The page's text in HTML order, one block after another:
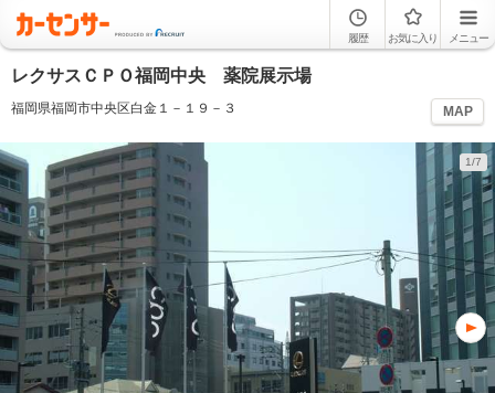
履歴 お気に入り メニュー
レクサスＣＰＯ福岡中央 薬院展示場
福岡県福岡市中央区白金１－１９－３ MAP
1/7